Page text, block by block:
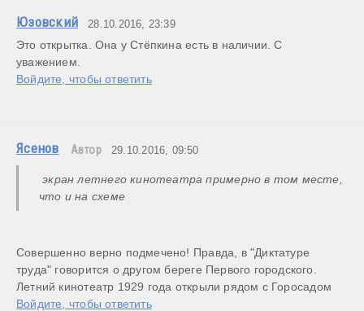
Юзовский 28.10.2016, 23:39
Это открытка. Она у Стёпкина есть в наличии. С
уважением.
Войдите, чтобы ответить
Ясенов Автор 29.10.2016, 09:50
экран летнего кинотеатра примерно в том месте,
что и на схеме
Совершенно верно подмечено! Правда, в "Диктатуре
труда" говорится о другом береге Первого городского.
Летний кинотеатр 1929 года открыли рядом с Горосадом
Войдите, чтобы ответить